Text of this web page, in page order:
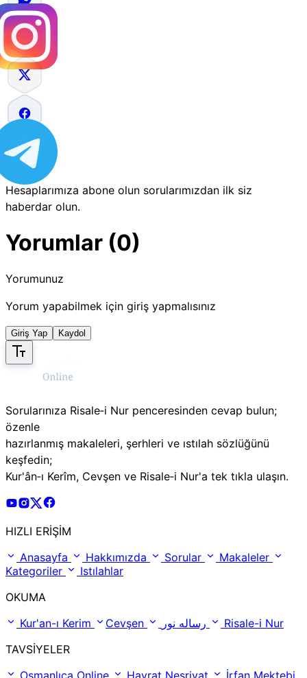
Hesaplarımıza abone olun sorularımızdan ilk siz
haberdar olun.
Yorumlar (0)
Yorumunuz
Yorum yapabilmek için giriş yapmalısınız
Giriş Yap Kaydol
Sorularınıza Risale‑i Nur penceresinden cevap bulun;
özenle
hazırlanmış makaleleri, şerhleri ve ıstılah sözlüğünü
keşfedin;
Kur'ân‑ı Kerîm, Cevşen ve Risale‑i Nur'a tek tıkla ulaşın.
Risale Online Youtube Hesabı
Risale Online Instagram Hesabı
Risale Online X Hesabı
HIZLI ERİŞİM
Anasayfa
Hakkımızda Sorular
Makaleler
Kategoriler
Istılahlar
OKUMA
Kur'an-ı Kerim
Cevşen
Risale-i Nur
TAVSİYELER